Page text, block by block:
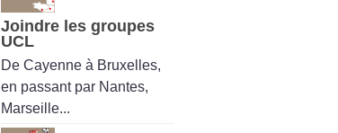
Joindre les groupes
UCL
De Cayenne à Bruxelles,
en passant par Nantes,
Marseille...